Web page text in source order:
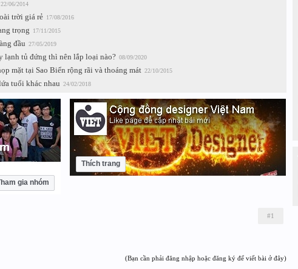
22/06/2014
trời giá rẻ 17/08/2016
trọng 17/11/2015
đầu 27/05/2019
lạnh tủ đứng thì nên lắp loại nào? 08/09/2020
mặt tại Sao Biển rộng rãi và thoáng mát 22/10/2015
tuổi khác nhau 24/02/2018
gia nhóm
Thích trang
#1
(Bạn cần phải đăng nhập hoặc đăng ký để viết bài ở đây)